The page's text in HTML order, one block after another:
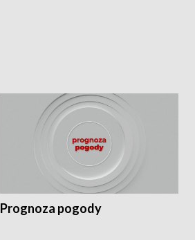
Prognoza pogody